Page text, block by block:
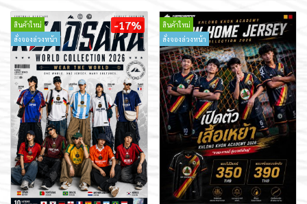
สินค้าใหม่
สั่งจองล่วงหน้า
-17%
สินค้าใหม่
สั่งจองล่วงหน้า